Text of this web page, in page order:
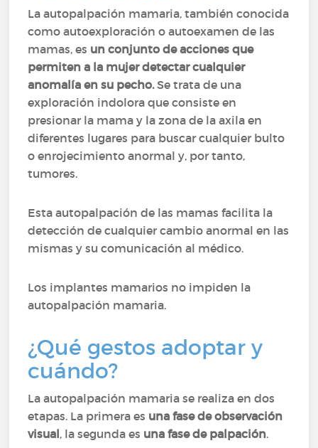
La autopalpación mamaria, también conocida
como autoexploración o autoexamen de las
mamas, es un conjunto de acciones que
permiten a la mujer detectar cualquier
anomalía en su pecho.Se trata de una
exploración indolora que consiste en
presionar la mama y la zona de la axila en
diferentes lugares para buscar cualquier bulto
o enrojecimiento anormal y, por tanto,
tumores.
Esta autopalpación de las mamas facilita la
detección de cualquier cambio anormal en las
mismas y su comunicación al médico.
Los implantes mamarios no impiden la
autopalpación mamaria.
¿Qué gestos adoptar y
cuándo?
La autopalpación mamaria se realiza en dos
etapas. La primera es una fase de observación
visual, la segunda es una fase de palpación.